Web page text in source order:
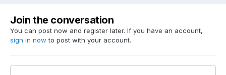
Join the conversation
You can post now and register later. If you have an account,
sign in now to post with your account.